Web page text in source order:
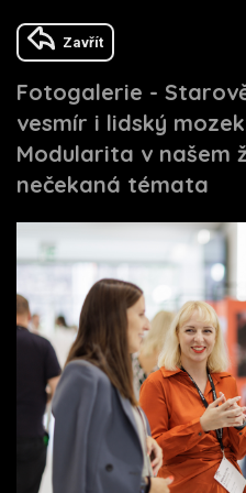
Zavřít
Fotogalerie -
vesmír i lidský
Modularita v našem
nečekaná témata